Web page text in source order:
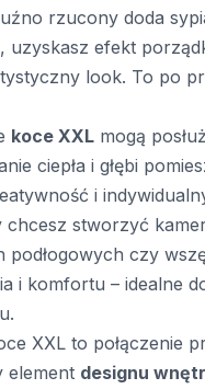
rzucony doda
uzyskasz efekt
look. To po
koce XXL mogą
ciepła i głębi
i
chcesz stworzyć
czy
i komfortu – idealne
XXL to połączenie
element designu